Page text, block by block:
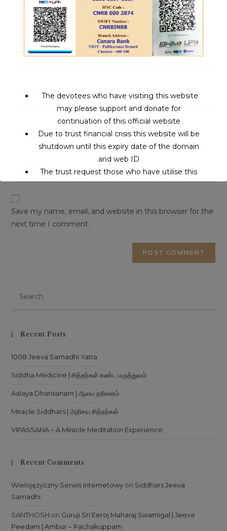
Save my name, email, and website in this browser for the
next time I comment.
Recent Posts
1008 Jeeva Samadhi Yatra
Siddha Medicine | சித்தர்கள் கண்ட மருத்துவம்
Aalaya Dharisanam | ஆலய தரிசனம்
Miracle Siddhars | அதிசய சித்தர்கள்
VIPASSANA – A Miracle Meditation Experience
Recent Comments
Wielojęzyczny Serwis Internetowy on Siddhars Jeeva
Samadhi
SANTHOSH on Guruji Sri Eeroj Maharaj Swamigal | Jeeva
Peedam | Ambur – Pachakuppam
The devotees who have visiting this website
may please support and donate for
continuation of this official website
Due to trust financial crisis this website will be
shutdown until this expiry date of the domain
and web ID
The trust request those who have utilise this
service may support to continue this service.
This will close in16seconds